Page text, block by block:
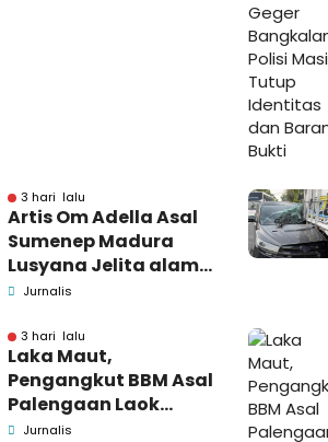
3 hari lalu
Artis Om Adella Asal
Sumenep Madura
Lusyana Jelita alami
kecelakaan di
Jurnalis
3 hari lalu
Laka Maut,
Pengangkut BBM Asal
Palengaan Laok
Pamekasan
Jurnalis